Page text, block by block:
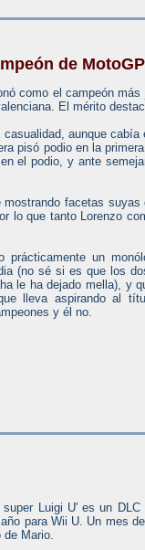
de MotoGP
como el campeón
El mérito
aunque
pisó podio en la
el podio, y ante
facetas
lo que tanto Lorenzo
un
(no sé si es que los
le ha dejado mella), y
lleva aspirando al
y él no.
super Luigi U' es un
para Wii U. Un mes
de Mario.